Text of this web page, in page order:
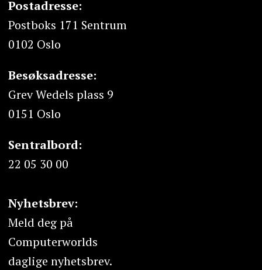
Postadresse:
Postboks 171 Sentrum
0102 Oslo
Besøksadresse:
Grev Wedels plass 9
0151 Oslo
Sentralbord:
22 05 30 00
Nyhetsbrev:
Meld deg på
Computerworlds
daglige nyhetsbrev.